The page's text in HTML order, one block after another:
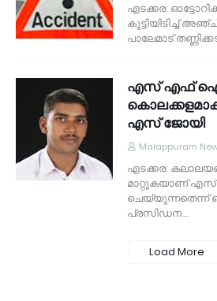
എടക്കര:
കൂട്ടിയിടിച്ച്
പാലേമാട്
എസ് എഫ് ഐ
എസ് ജോയി
Malappuram
എടക്കര:
മാറ്റുകയാണ്
പ്രസിഡന…
Load More